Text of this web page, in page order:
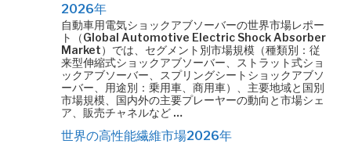
2026年
自動車用電気ショックアブソーバーの世界市場レポー
ト（Global Automotive Electric Shock Absorber
Market）では、セグメント別市場規模（種類別：従
来型伸縮式ショックアブソーバー、ストラット式ショ
ックアブソーバー、スプリングシートショックアブソ
ーバー、用途別：乗用車、商用車）、主要地域と国別
市場規模、国内外の主要プレーヤーの動向と市場シェ
ア、販売チャネルなど …
世界の高性能繊維市場2026年